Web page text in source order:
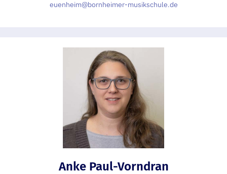
euenheim@bornheimer-musikschule.de
Anke Paul-Vorndran